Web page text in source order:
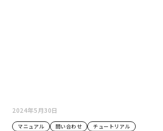
2024年5月30日
マニュアル 問い合わせ
チュートリアル